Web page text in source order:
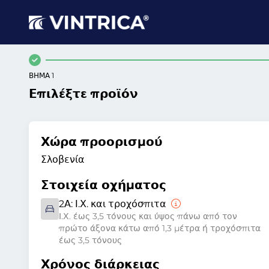
ΒΉΜΑ 1
Επιλέξτε προϊόν
Χώρα προορισμού
Σλοβενία
Στοιχεία οχήματος
2Α: Ι.Χ. και τροχόσπιτα
Ι.Χ. έως 3,5 τόνους και ύψος πάνω από τον
πρώτο άξονα κάτω από 1,3 μέτρα ή τροχόσπιτα
έως 3,5 τόνους
Χρόνος διάρκειας